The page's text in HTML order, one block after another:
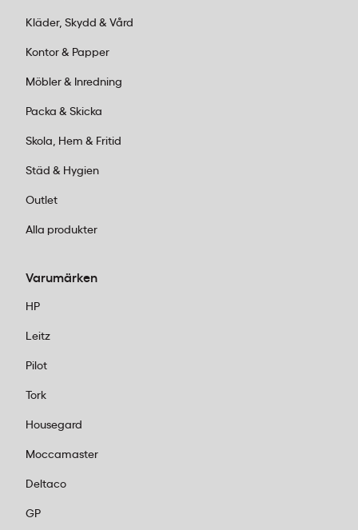
Kläder, Skydd & Vård
Kontor & Papper
Möbler & Inredning
Packa & Skicka
Skola, Hem & Fritid
Städ & Hygien
Outlet
Alla produkter
Varumärken
HP
Leitz
Pilot
Tork
Housegard
Moccamaster
Deltaco
GP